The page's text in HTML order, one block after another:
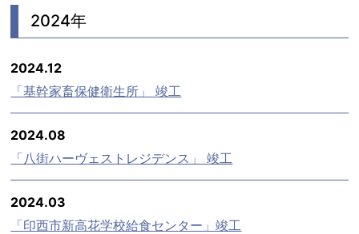
2024年
2024.12
「基幹家畜保健衛生所」 竣工
2024.08
「八街ハーヴェストレジデンス」 竣工
2024.03
「印西市新高花学校給食センター」竣工